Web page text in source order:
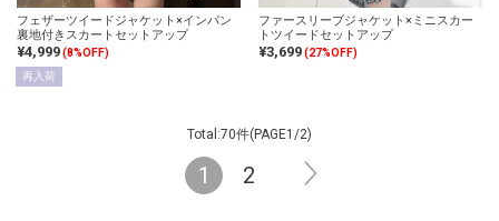
フェザーツイードジャケット×インパン
裏地付きスカートセットアップ
¥4,999(8%OFF)
再入荷
ファースリーブジャケット×ミニスカー
トツイードセットアップ
¥3,699(27%OFF)
Total:70件(PAGE1/2)
1 2